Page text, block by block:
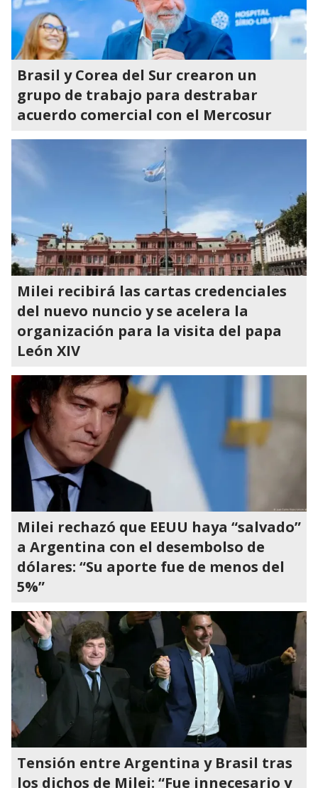
Brasil y Corea del Sur crearon un
grupo de trabajo para destrabar
acuerdo comercial con el Mercosur
Milei recibirá las cartas credenciales
del nuevo nuncio y se acelera la
organización para la visita del papa
León XIV
Milei rechazó que EEUU haya “salvado”
a Argentina con el desembolso de
dólares: “Su aporte fue de menos del
5%”
Tensión entre Argentina y Brasil tras
los dichos de Milei: “Fue innecesario y